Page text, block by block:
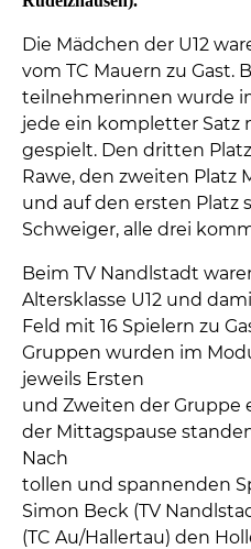
Die Mädchen der U12
vom TC Mauern zu Gast.
teilnehmerinnen wurde
jede ein kompletter Satz
gespielt. Den dritten
Rawe, den zweiten Platz
und auf den ersten Platz
Schweiger, alle drei
Beim TV Nandlstadt
Altersklasse U12 und
Feld mit 16 Spielern zu
Gruppen wurden im
jeweils Ersten
und Zweiten der Gruppe
der Mittagspause
Nach
tollen und spannenden
Simon Beck (TV
(TC Au/Hallertau) den